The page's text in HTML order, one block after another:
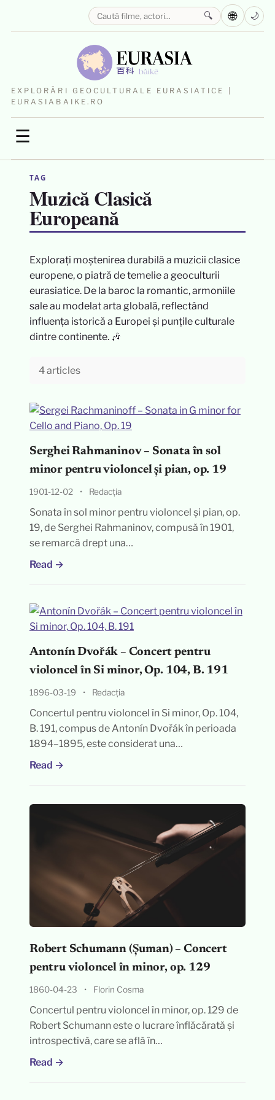
EXPLORĂRI GEOCULTURALE EURASIATICE |
EURASIABAIKE.RO
☰
🔍 🌐 🌙
TAG
Muzică Clasică
Europeană
Explorați moștenirea durabilă a muzicii clasice
europene, o piatră de temelie a geoculturii
eurasiatice. De la baroc la romantic, armoniile
sale au modelat arta globală, reflectând
influența istorică a Europei și punțile culturale
dintre continente. 🎶
4 articles
Serghei Rahmaninov – Sonata în sol
minor pentru violoncel și pian, op. 19
1901-12-02 • Redacția
Sonata în sol minor pentru violoncel și pian, op.
19, de Serghei Rahmaninov, compusă în 1901,
se remarcă drept una…
Read →
Antonín Dvořák – Concert pentru
violoncel în Si minor, Op. 104, B. 191
1896-03-19 • Redacția
Concertul pentru violoncel în Si minor, Op. 104,
B. 191, compus de Antonín Dvořák în perioada
1894–1895, este considerat una…
Read →
Robert Schumann (Șuman) – Concert
pentru violoncel în minor, op. 129
1860-04-23 • Florin Cosma
Concertul pentru violoncel în minor, op. 129 de
Robert Schumann este o lucrare înflăcărată și
introspectivă, care se află în…
Read →